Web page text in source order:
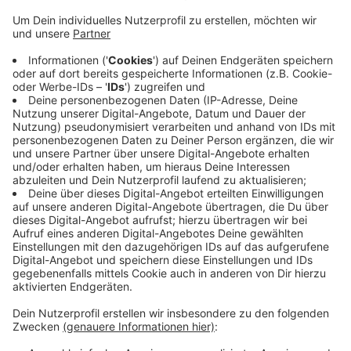
Anzeige
Sie ist unverletzt und kann nun wieder medizinisch
versorgt werden.
Allerdings hatte die Polizei am Freitagabend mit einer
weiteren Vermisstenmeldung zu tun: Ein
orientierungsloser Mann war aus dem Klinikum
Leverkusen verschwunden. Mit Hubschraubern
suchten die Beamten nach ihm – später am Abend
wurde er in Bergisch Gladbach gefunden und wieder
zurück in die Klinik gebracht.
Anzeige